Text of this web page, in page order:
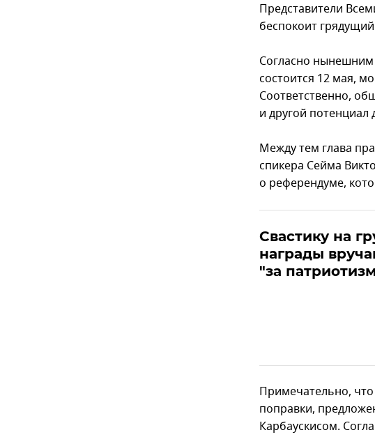
Представители
беспокоит
Cогласно
состоится 12 мая,
Соответственно,
и другой
Между тем глава
спикера Сейма
о референдуме,
Свастику на
награды
"за
Примечательно,
поправки,
Карбаускисом.